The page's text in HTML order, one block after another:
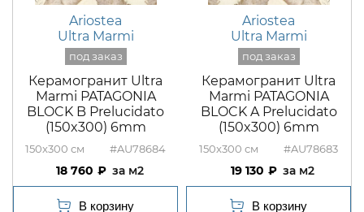
Ariostea
Ultra Marmi
Керамогранит Ultra
Marmi PATAGONIA
BLOCK B Prelucidato
(150x300) 6mm
150x300 #AU78684
18 760 м2
Ariostea
Ultra Marmi
Керамогранит Ultra
Marmi PATAGONIA
BLOCK A Prelucidato
(150x300) 6mm
150x300 #AU78683
19 130 м2